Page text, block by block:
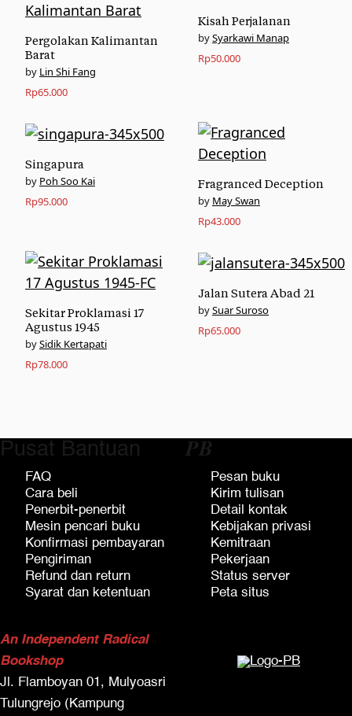
Pergolakan Kalimantan
Barat
Lin Shi Fang
Rp65.000
Kisah Perjalanan
Syarkawi Manap
Rp50.000
Singapura
Poh Soo Kai
Rp95.000
Fragranced Deception
May Swan
Rp43.000
Sekitar Proklamasi 17
Agustus 1945
Sidik Kertapati
Rp78.000
Jalan Sutera Abad 21
Suar Suroso
Rp65.000
Pusat Bantuan
FAQ
Cara beli
Penerbit-penerbit
Mesin pencari buku
Konfirmasi pembayaran
Pengiriman
Refund dan return
Syarat dan ketentuan
𝑷𝑩
Pesan buku
Kirim tulisan
Detail kontak
Kebijakan privasi
Kemitraan
Pekerjaan
Status server
Peta situs
An Independent Radical
Bookshop
Jl. Flamboyan 01, Mulyoasri
Tulungrejo (Kampung